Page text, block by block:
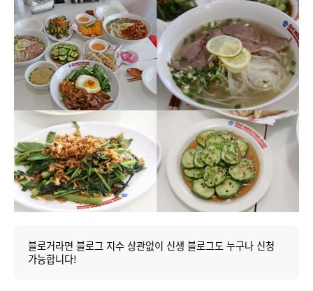
블로거라면 블로그 지수 상관없이 신생 블로그도 누구나 신청
가능합니다!